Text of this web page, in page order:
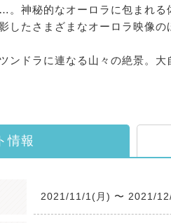
神秘的なオーロラに包まれる
したさまざまなオーロラ映像
ンドラに連なる山々の絶景。
情報
2021/11/1(月) 〜 2021/